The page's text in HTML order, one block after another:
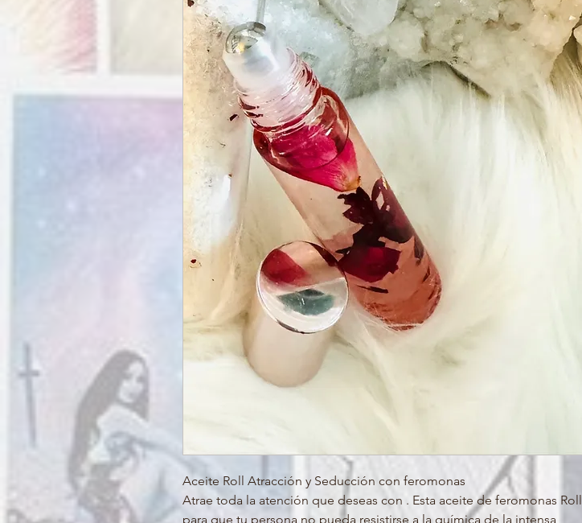
Aceite Roll Atracción y Seducción con feromonas
Atrae toda la atención que deseas con . Esta aceite de feromonas Roll
para que tu persona no pueda resistirse a la química de la intensa